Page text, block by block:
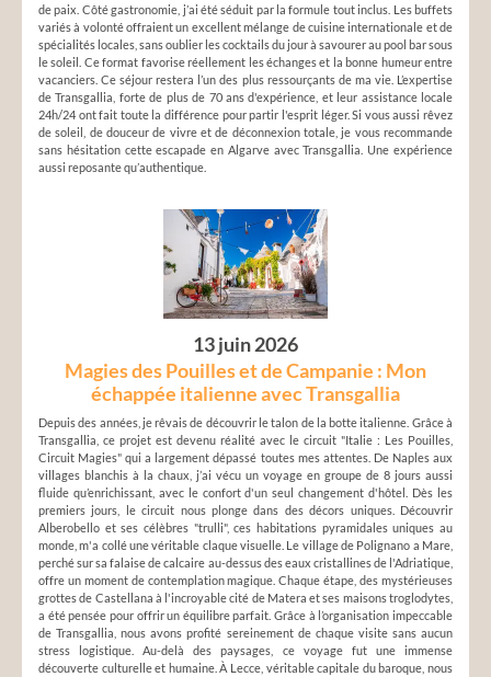
de paix. Côté gastronomie, j’ai été séduit par la formule tout inclus. Les buffets
variés à volonté offraient un excellent mélange de cuisine internationale et de
spécialités locales, sans oublier les cocktails du jour à savourer au pool bar sous
le soleil. Ce format favorise réellement les échanges et la bonne humeur entre
vacanciers. Ce séjour restera l’un des plus ressourçants de ma vie. L’expertise
de Transgallia, forte de plus de 70 ans d'expérience, et leur assistance locale
24h/24 ont fait toute la différence pour partir l'esprit léger. Si vous aussi rêvez
de soleil, de douceur de vivre et de déconnexion totale, je vous recommande
sans hésitation cette escapade en Algarve avec Transgallia. Une expérience
aussi reposante qu’authentique.
13 juin 2026
Magies des Pouilles et de Campanie : Mon
échappée italienne avec Transgallia
Depuis des années, je rêvais de découvrir le talon de la botte italienne. Grâce à
Transgallia, ce projet est devenu réalité avec le circuit "Italie : Les Pouilles,
Circuit Magies" qui a largement dépassé toutes mes attentes. De Naples aux
villages blanchis à la chaux, j’ai vécu un voyage en groupe de 8 jours aussi
fluide qu’enrichissant, avec le confort d'un seul changement d'hôtel. Dès les
premiers jours, le circuit nous plonge dans des décors uniques. Découvrir
Alberobello et ses célèbres "trulli", ces habitations pyramidales uniques au
monde, m'a collé une véritable claque visuelle. Le village de Polignano a Mare,
perché sur sa falaise de calcaire au-dessus des eaux cristallines de l'Adriatique,
offre un moment de contemplation magique. Chaque étape, des mystérieuses
grottes de Castellana à l'incroyable cité de Matera et ses maisons troglodytes,
a été pensée pour offrir un équilibre parfait. Grâce à l’organisation impeccable
de Transgallia, nous avons profité sereinement de chaque visite sans aucun
stress logistique. Au-delà des paysages, ce voyage fut une immense
découverte culturelle et humaine. À Lecce, véritable capitale du baroque, nous